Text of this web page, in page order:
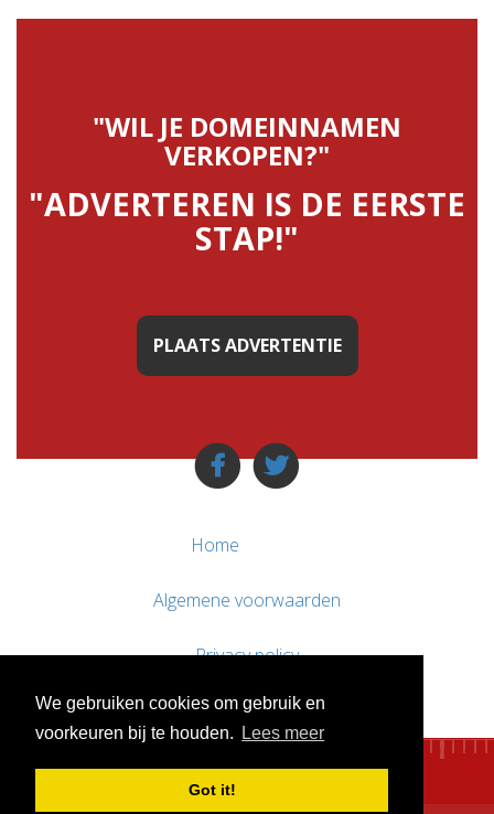
We gebruiken cookies om gebruik en
voorkeuren bij te houden.
Lees meer
Got it!
"WIL JE DOMEINNAMEN
VERKOPEN?"
"ADVERTEREN IS DE EERSTE
STAP!"
PLAATS ADVERTENTIE
Home
Algemene voorwaarden
Privacy policy
Contact / Support